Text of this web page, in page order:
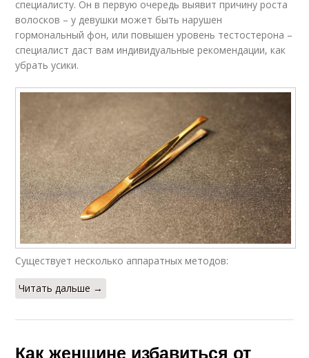
специалисту. Он в первую очередь выявит причину роста
волосков – у девушки может быть нарушен
гормональный фон, или повышен уровень тестостерона –
специалист даст вам индивидуальные рекомендации, как
убрать усики.
Существует несколько аппаратных методов:
Читать дальше →
Как женщине избавиться от